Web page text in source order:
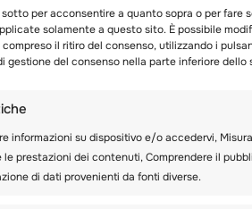
per acconsentire a quanto sopra o per
solamente a questo sito. È possibile
il ritiro del consenso, utilizzando i
gestione del consenso nella parte inferiore dello
informazioni su dispositivo e/o accedervi,
le prestazioni dei contenuti, Comprendere il
di dati provenienti da fonti diverse.
le